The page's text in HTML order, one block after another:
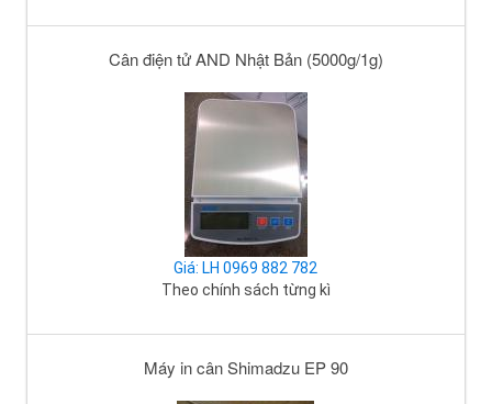
Cân điện tử AND Nhật Bản (5000g/1g)
Giá: LH 0969 882 782
Theo chính sách từng kì
Máy in cân Shimadzu EP 90